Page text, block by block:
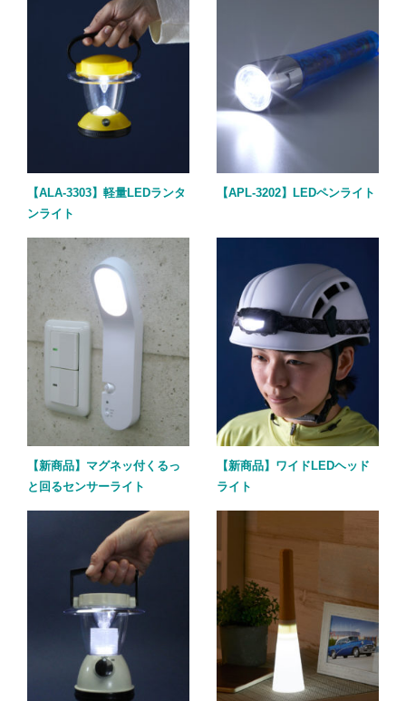
【ALA-3303】軽量LEDランタ
ンライト
【APL-3202】LEDペンライト
【新商品】マグネッ付くるっ
と回るセンサーライト
【新商品】ワイドLEDヘッド
ライト